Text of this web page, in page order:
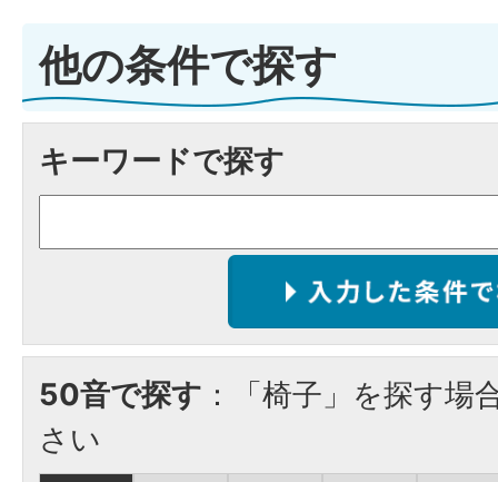
他の条件で探す
キーワードで探す
50音で探す ：「椅子」を探す場
さい